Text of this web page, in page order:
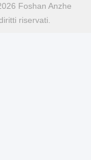
Foshan Anzhe
riservati.